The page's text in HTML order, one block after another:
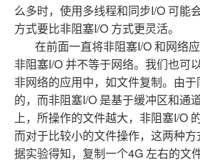
么多时，使用多线程和同步I/O 可能
方式要比非阻塞I/O 方式更灵活。
在前面一直将非阻塞I/O 和网络
非阻塞I/O 并不等于网络。我们也可
非网络的应用中，如文件复制。由于
的，而非阻塞I/O 是基于缓冲区和通
上，所操作的文件越大，非阻塞I/O
而对于比较小的文件操作，这两种
据实验得知，复制一个4G 左右的文